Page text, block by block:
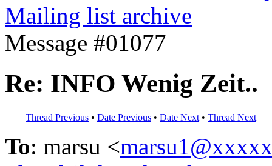
Mailing list archive
Message #01077
Re: INFO Wenig Zeit..
Thread Previous • Date Previous • Date Next • Thread Next
To: marsu <